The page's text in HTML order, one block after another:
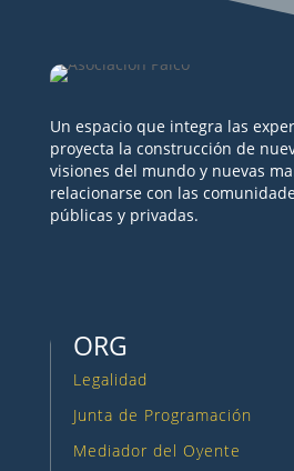
Un espacio que integra las
proyecta la construcción de
visiones del mundo y nuevas
relacionarse con las
públicas y privadas.
ORG
Legalidad
Junta de Programación
Mediador del Oyente